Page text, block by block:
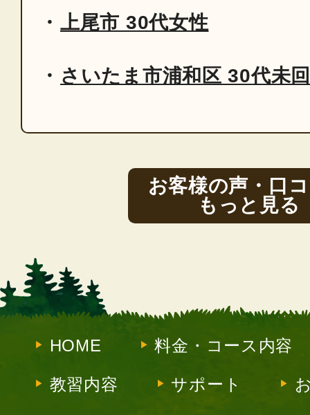
上尾市 30代女性
さいたま市浦和区 30代未
お客様の声・口
もっと見る
HOME 料金・コース内容
教習内容 サポート